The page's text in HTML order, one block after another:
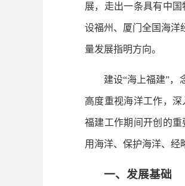
展，走出一条具有中
设福州、厦门全国海洋
量发展指明方向。
建设“海上福建”，念
高度重视海洋工作，
福建工作期间开创的
用海洋、保护海洋、经
一、发展基础